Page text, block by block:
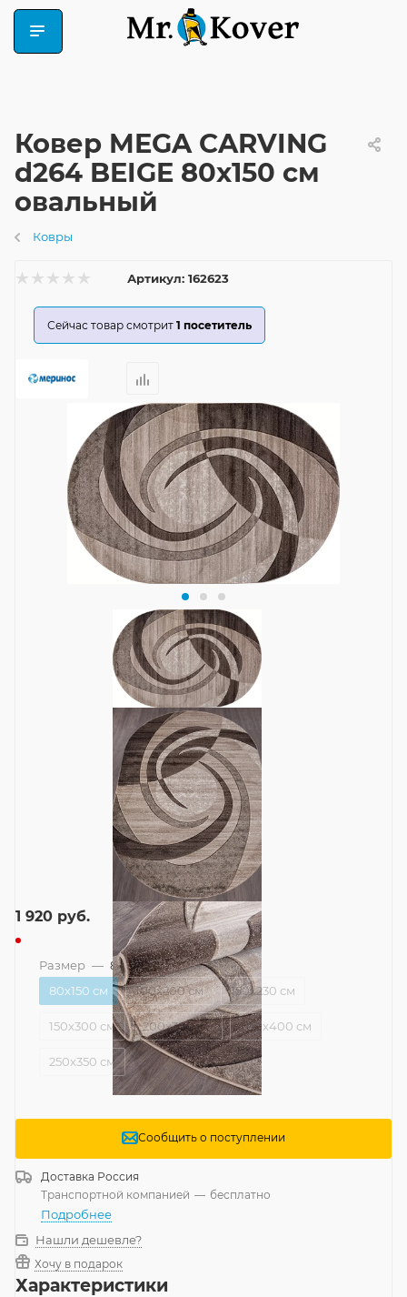
Ковер MEGA CARVING
d264 BEIGE 80x150 см
овальный
Ковры
Артикул: 162623
Сейчас товар смотрит 1 посетитель
1 920 руб.
Размер — 80x150 см
80x150 см
100x200 см 150x230 см
150x300 см 200x300 см 200x400 см
250x350 см
Сообщить о поступлении
Доставка Россия
Транспортной компанией — бесплатно
Подробнее
Нашли дешевле?
Хочу в подарок
Характеристики